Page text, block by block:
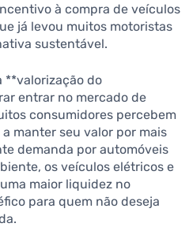
à compra de veículos
já levou muitos motoristas
sustentável.
**valorização do
entrar no mercado de
consumidores percebem
manter seu valor por mais
demanda por automóveis
os veículos elétricos e
maior liquidez no
para quem não deseja